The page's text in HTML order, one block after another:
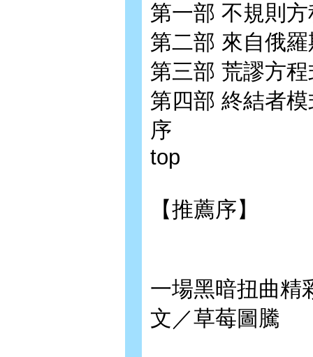
第一部 不規則
第二部 來自俄
第三部 荒謬方
第四部 終結者
序
top
【推薦序】
一場黑暗扭曲精
文／草莓圖騰